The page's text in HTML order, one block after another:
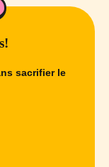
sacrifier le